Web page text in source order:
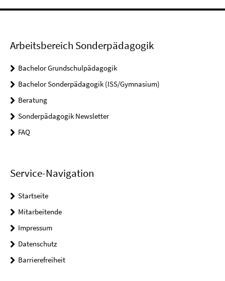
Arbeitsbereich Sonderpädagogik
Bachelor Grundschulpädagogik
Bachelor Sonderpädagogik (ISS/Gymnasium)
Beratung
Sonderpädagogik Newsletter
FAQ
Service-Navigation
Startseite
Mitarbeitende
Impressum
Datenschutz
Barrierefreiheit